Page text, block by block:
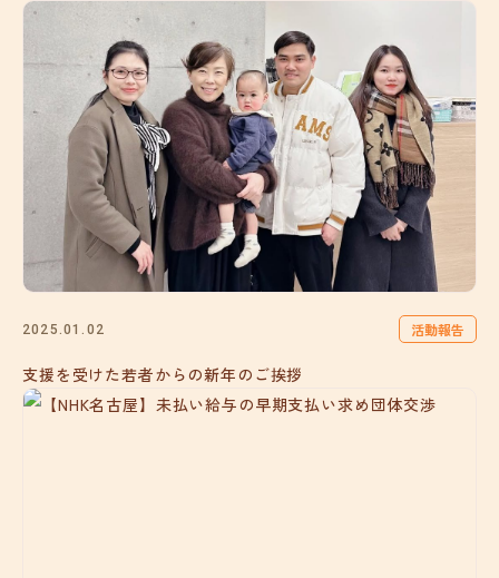
2025.01.02 活動報告
支援を受けた若者からの新年のご挨拶